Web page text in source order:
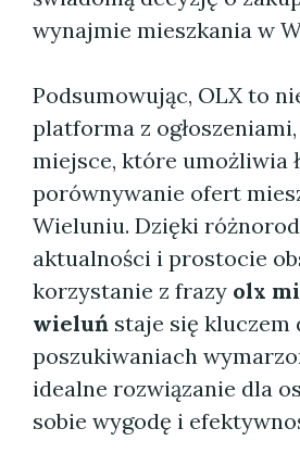
wynajmie mieszkania w
Podsumowując, OLX to
platforma z
miejsce, które umożliwia
porównywanie ofert
Wieluniu. Dzięki
aktualności i prostocie
korzystanie z frazy olx
wieluń staje się kluczem
poszukiwaniach
idealne rozwiązanie dla
sobie wygodę i